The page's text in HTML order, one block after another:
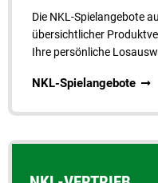
Die NKL-Spielangebote
übersichtlicher
Ihre persönliche
NKL-Spielangebote